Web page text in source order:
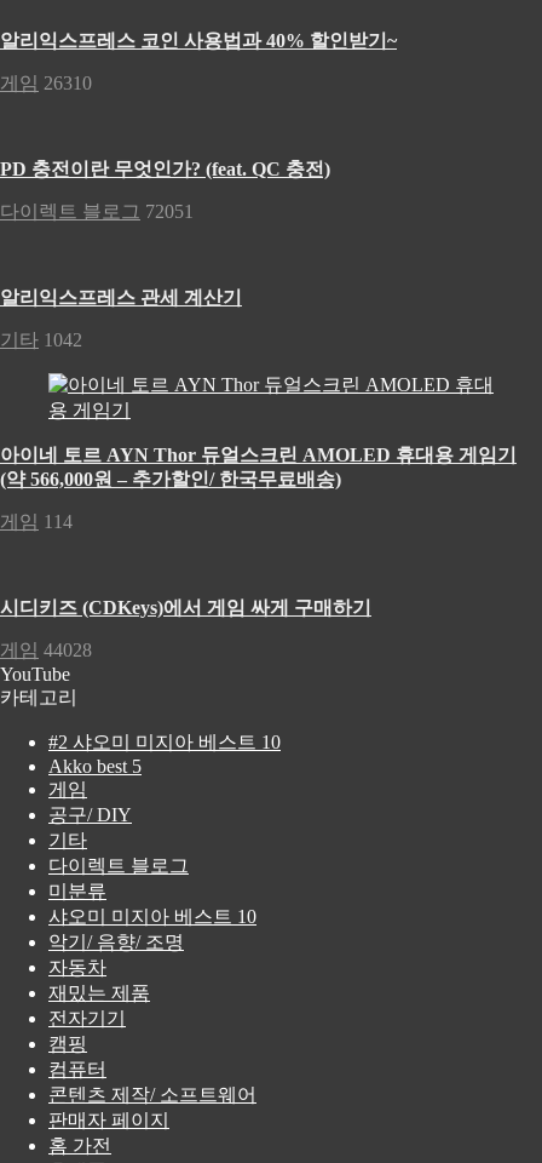
알리익스프레스 코인 사용법과 40% 할인받기~
게임 26310
PD 충전이란 무엇인가? (feat. QC 충전)
다이렉트 블로그 72051
알리익스프레스 관세 계산기
기타 1042
아이네 토르 AYN Thor 듀얼스크린 AMOLED 휴대용 게임기
(약 566,000원 – 추가할인/ 한국무료배송)
게임 114
시디키즈 (CDKeys)에서 게임 싸게 구매하기
게임 44028
YouTube
카테고리
#2 샤오미 미지아 베스트 10
Akko best 5
게임
공구/ DIY
기타
다이렉트 블로그
미분류
샤오미 미지아 베스트 10
악기/ 음향/ 조명
자동차
재밌는 제품
전자기기
캠핑
컴퓨터
콘텐츠 제작/ 소프트웨어
판매자 페이지
홈 가전